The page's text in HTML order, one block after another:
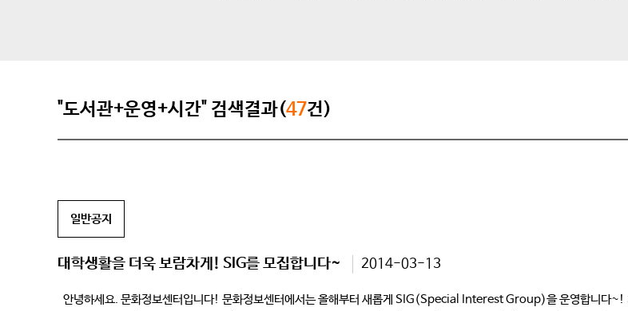
"도서관+운영+시간" 검색결과(47건)
일반공지
대학생활을 더욱 보람차게! SIG를 모집합니다~ 2014-03-13
안녕하세요. 문화정보센터입니다! 문화정보센터에서는 올해부터 새롭게 SIG(Special Interest Group)을 운영합니다